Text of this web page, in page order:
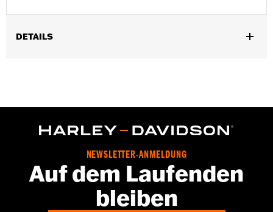
DETAILS
Installationsanleitung
In Einheiten erhältlich:Jeweils
In der Box: Schutzblech und Befestigungsteile
GARANTIE:
2 year limited warranty – Go towww.h-
for full details
NEWSLETTER-ANMELDUNG
Auf dem Laufenden
bleiben